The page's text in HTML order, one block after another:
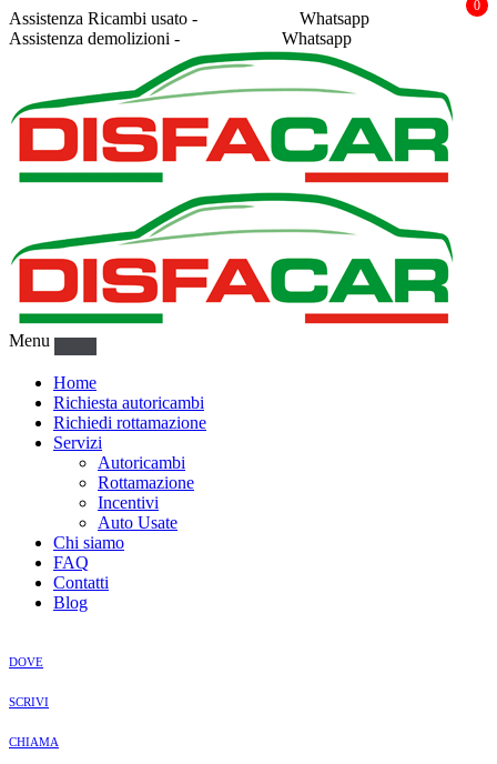
Assistenza Ricambi usato -
Whatsapp
Assistenza demolizioni -
Whatsapp
Menu
Home
Richiesta autoricambi
Richiedi rottamazione
Servizi
Autoricambi
Rottamazione
Incentivi
Auto Usate
Chi siamo
FAQ
Contatti
Blog
DOVE
SCRIVI
CHIAMA
0